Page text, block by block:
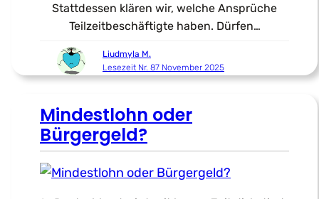
Stattdessen klären wir, welche Ansprüche
Teilzeitbeschäftigte haben. Dürfen…
Liudmyla M.
Lesezeit Nr. 87 November 2025
Mindestlohn oder
Bürgergeld?